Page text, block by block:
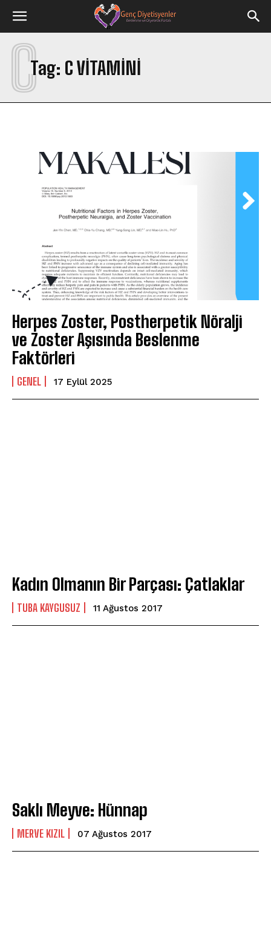
Tag: C VITAMINI
C
Herpes Zoster, Postherpetik Nöralji
ve Zoster Aşısında Beslenme
Faktörleri
GENEL 17 Eylül 2025
Kadın Olmanın Bir Parçası: Çatlaklar
TUBA KAYGUSUZ 11 Ağustos 2017
Saklı Meyve: Hünnap
MERVE KIZIL 07 Ağustos 2017